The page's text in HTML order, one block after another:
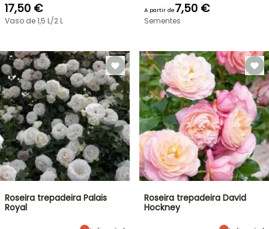
17,50 €
Vaso de 1,5 L/2 L
A partir de7,50 €
Sementes
Roseira trepadeira Palais
Royal
Roseira trepadeira David
Hockney